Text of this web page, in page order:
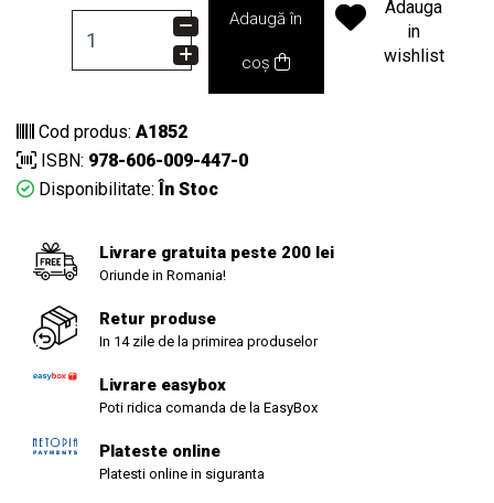
Adaugă în
coș
Adauga
in
wishlist
Cod produs: A1852
ISBN: 978-606-009-447-0
Disponibilitate: În Stoc
Livrare gratuita peste 200 lei
Oriunde in Romania!
Retur produse
In 14 zile de la primirea produselor
Livrare easybox
Poti ridica comanda de la EasyBox
Plateste online
Platesti online in siguranta